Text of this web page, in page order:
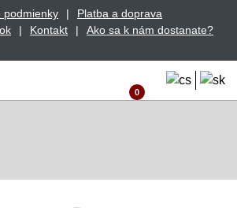
podmienky
Platba a doprava
Kontakt
Ako sa k nám dostanate?
0